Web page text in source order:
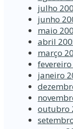
julho
junho
maio
abril
março
fevereiro
janeiro
outubro